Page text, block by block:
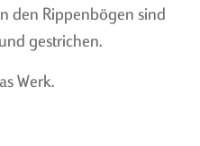
den Rippenbögen sind
gestrichen.
Werk.